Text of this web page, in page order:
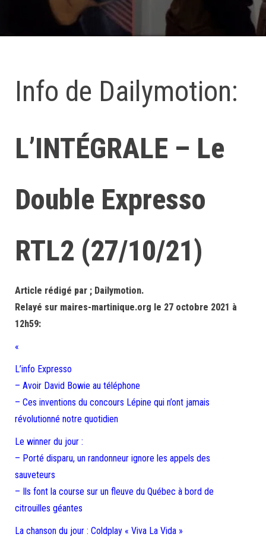
Info de Dailymotion:
L’INTÉGRALE – Le
Double Expresso
RTL2 (27/10/21)
Article rédigé par ; Dailymotion.
Relayé sur maires-martinique.org le 27 octobre 2021 à
12h59:
«
L’info Expresso
– Avoir David Bowie au téléphone
– Ces inventions du concours Lépine qui n’ont jamais
révolutionné notre quotidien
Le winner du jour :
– Porté disparu, un randonneur ignore les appels des
sauveteurs
– Ils font la course sur un fleuve du Québec à bord de
citrouilles géantes
La chanson du jour : Coldplay « Viva La Vida »